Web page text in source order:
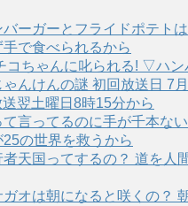
バーガーとフライドポテト
で食べられるから
コちゃんに叱られる! ▽ハ
んけんの謎 初回放送日 7
翌土曜日8時15分から
言ってるのに手が千本な
25の世界を救うから
者天国ってするの？ 道を人
オは朝になると咲くの？